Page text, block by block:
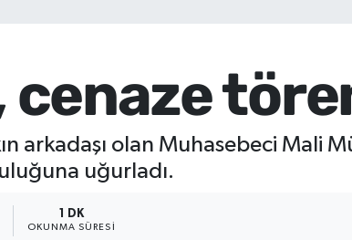
arkadaşı olan Muhasebeci Mali
uğurladı.
1 DK
OKUNMA SÜRESI